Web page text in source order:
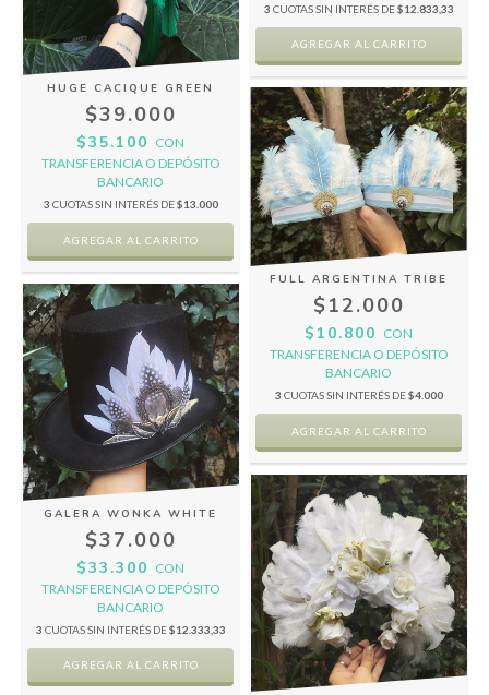
HUGE CACIQUE GREEN
$39.000
$35.100 CON
TRANSFERENCIA O DEPÓSITO
BANCARIO
3 CUOTAS SIN INTERÉS DE$13.000
3 CUOTAS SIN INTERÉS DE$12.833,33
GALERA WONKA WHITE
$37.000
$33.300 CON
TRANSFERENCIA O DEPÓSITO
BANCARIO
3 CUOTAS SIN INTERÉS DE$12.333,33
FULL ARGENTINA TRIBE
$12.000
$10.800 CON
TRANSFERENCIA O DEPÓSITO
BANCARIO
3 CUOTAS SIN INTERÉS DE$4.000